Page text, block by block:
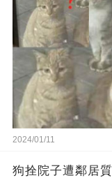
2024/01/11
狗拴院子遭鄰居